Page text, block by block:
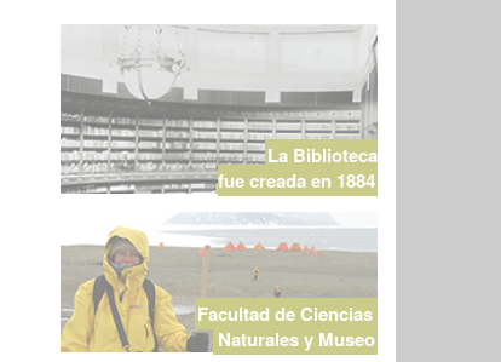
La Biblioteca
fue creada en 1884
Facultad de Ciencias
Naturales y Museo